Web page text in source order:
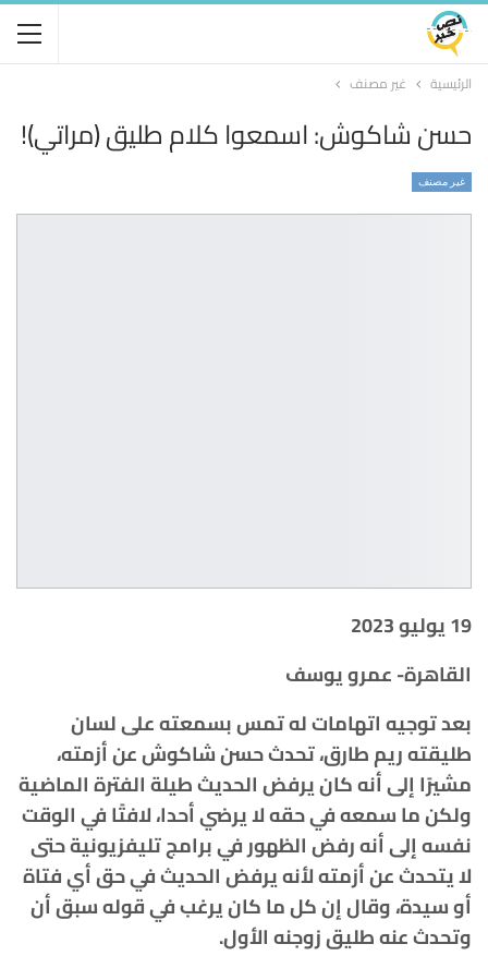
الرئيسية غير مصنف
حسن شاكوش: اسمعوا كلام طليق (مراتي)!
غير مصنف
19 يوليو 2023
القاهرة- عمرو يوسف
بعد توجيه اتهامات له تمس بسمعته على لسان
طليقته ريم طارق، تحدث حسن شاكوش عن أزمته،
مشيرًا إلى أنه كان يرفض الحديث طيلة الفترة الماضية
ولكن ما سمعه في حقه لا يرضي أحدا، لافتًا في الوقت
نفسه إلى أنه رفض الظهور في برامج تليفزيونية حتى
لا يتحدث عن أزمته لأنه يرفض الحديث في حق أي فتاة
أو سيدة، وقال إن كل ما كان يرغب في قوله سبق أن
وتحدث عنه طليق زوجنه الأول.